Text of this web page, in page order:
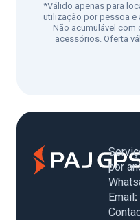
*Válido apenas para
utilização por pessoa e
Não acumulável com
acessórios. Oferta
por
Email